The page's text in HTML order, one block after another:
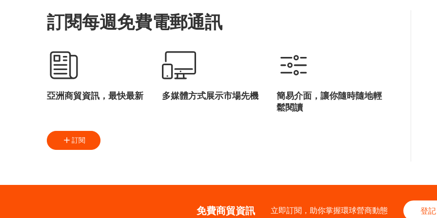
訂閱每週免費電郵通訊
亞洲商貿資訊，最快最新 多媒體方式展示市場先機
簡易介面，讓你隨時隨地輕
鬆閱讀
訂閱
免費商貿資訊 立即訂閱，助你掌握環球營商動態 登記